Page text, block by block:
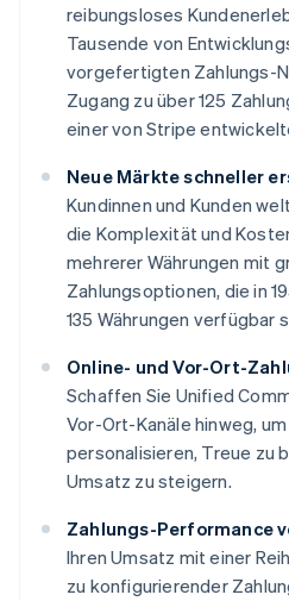
reibungsloses
Tausende von
vorgefertigten Zahlungs-
Zugang zu über 125
einer von Stripe
Neue Märkte schneller
Kundinnen und Kunden
die Komplexität und
mehrerer Währungen mit
Zahlungsoptionen, die in
135 Währungen verfügbar
Online- und Vor-Ort-
Schaffen Sie Unified
Vor-Ort-Kanäle hinweg,
personalisieren, Treue zu
Umsatz zu steigern.
Zahlungs-Performance
Ihren Umsatz mit einer
zu konfigurierender